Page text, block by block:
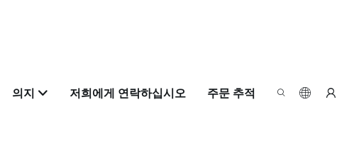
의지 저희에게 연락하십시오 주문 추적